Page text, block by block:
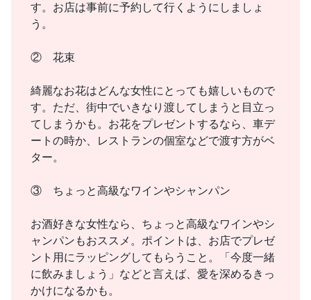
す。お店は事前に予約して行くようにしましょ
う。
② 花束
綺麗なお花はどんな女性にとっても嬉しいもので
す。ただ、街中でいきなり渡してしまうと目立っ
てしまうかも。お花をプレゼントするなら、車デ
ートの時か、レストランの個室などで渡す方がベ
ター。
③ ちょっと高級なワインやシャンパン
お酒好きな女性なら、ちょっと高級なワインやシ
ャンパンもおススメ。ポイントは、お店でプレゼ
ント用にラッピングしてもらうこと。「今度一緒
に飲みましょう」などと言えば、愛を深めるきっ
かけになるかも。